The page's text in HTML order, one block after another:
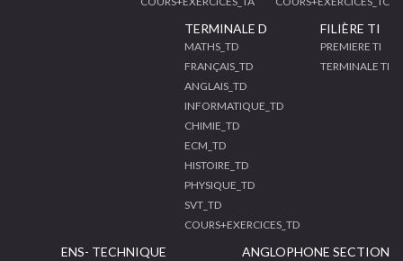
TERMINALE D
MATHS_TD
FRANÇAIS_TD
ANGLAIS_TD
INFORMATIQUE_TD
CHIMIE_TD
ECM_TD
HISTOIRE_TD
PHYSIQUE_TD
SVT_TD
COURS+EXERCICES_TD
FILIÈRE TI
PREMIERE TI
TERMINALE TI
ENS- TECHNIQUE ANGLOPHONE SECTION